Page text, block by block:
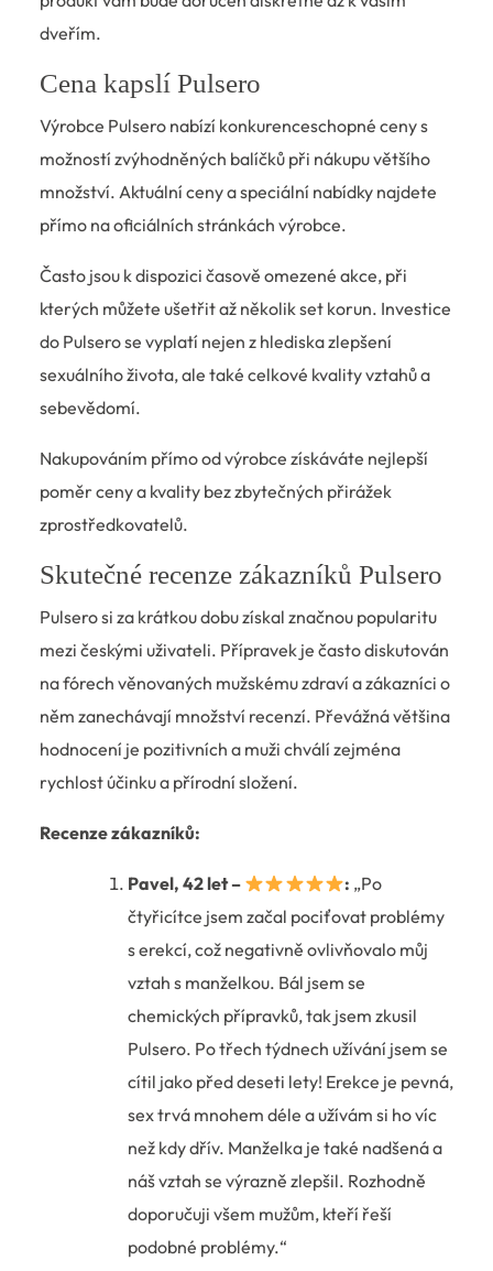
dveřím.
Cena kapslí Pulsero
Výrobce Pulsero nabízí konkurenceschopné ceny s
možností zvýhodněných balíčků při nákupu většího
množství. Aktuální ceny a speciální nabídky najdete
přímo na oficiálních stránkách výrobce.
Často jsou k dispozici časově omezené akce, při
kterých můžete ušetřit až několik set korun. Investice
do Pulsero se vyplatí nejen z hlediska zlepšení
sexuálního života, ale také celkové kvality vztahů a
sebevědomí.
Nakupováním přímo od výrobce získáváte nejlepší
poměr ceny a kvality bez zbytečných přirážek
zprostředkovatelů.
Skutečné recenze zákazníků Pulsero
Pulsero si za krátkou dobu získal značnou popularitu
mezi českými uživateli. Přípravek je často diskutován
na fórech věnovaných mužskému zdraví a zákazníci o
něm zanechávají množství recenzí. Převážná většina
hodnocení je pozitivních a muži chválí zejména
rychlost účinku a přírodní složení.
Recenze zákazníků:
Pavel, 42 let – : „Po
čtyřicítce jsem začal pociťovat problémy
s erekcí, což negativně ovlivňovalo můj
vztah s manželkou. Bál jsem se
chemických přípravků, tak jsem zkusil
Pulsero. Po třech týdnech užívání jsem se
cítil jako před deseti lety! Erekce je pevná,
sex trvá mnohem déle a užívám si ho víc
než kdy dřív. Manželka je také nadšená a
náš vztah se výrazně zlepšil. Rozhodně
doporučuji všem mužům, kteří řeší
podobné problémy.“